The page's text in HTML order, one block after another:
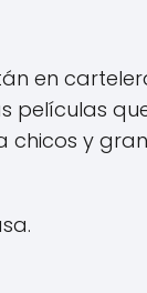
en
películas
y